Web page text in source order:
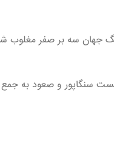
جهان سه بر صفر مغلوب
و صعود به جمع هشت تیم برتر